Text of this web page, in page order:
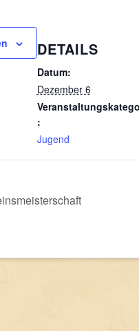
DETAILS
Datum:
Dezember 6
:
Jugend